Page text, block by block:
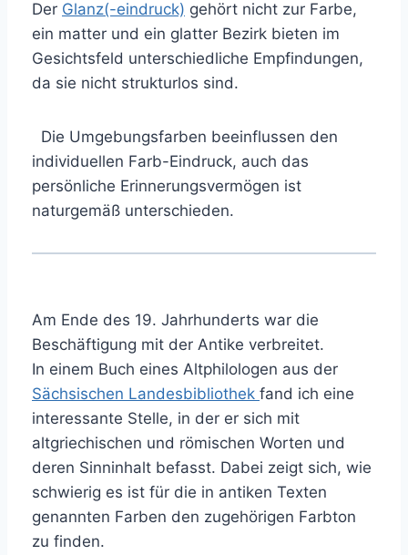
Der Glanz(-eindruck) gehört nicht zur Farbe,
ein matter und ein glatter Bezirk bieten im
Gesichtsfeld unterschiedliche Empfindungen,
da sie nicht strukturlos sind.
Die Umgebungsfarben beeinflussen den
individuellen Farb-Eindruck, auch das
persönliche Erinnerungsvermögen ist
naturgemäß unterschieden.
Am Ende des 19. Jahrhunderts war die
Beschäftigung mit der Antike verbreitet.
In einem Buch eines Altphilologen aus der
Sächsischen Landesbibliothek fand ich eine
interessante Stelle, in der er sich mit
altgriechischen und römischen Worten und
deren Sinninhalt befasst. Dabei zeigt sich, wie
schwierig es ist für die in antiken Texten
genannten Farben den zugehörigen Farbton
zu finden.